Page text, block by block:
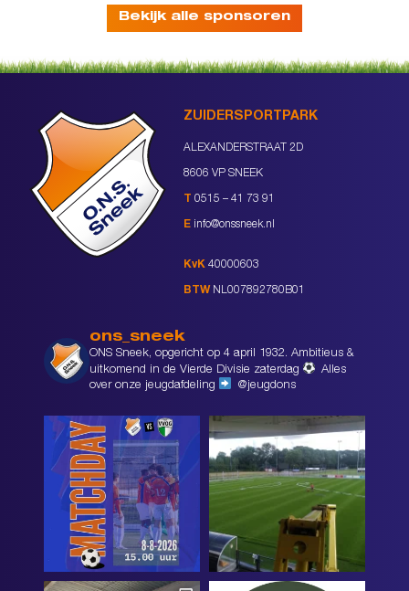
Bekijk alle sponsoren
ZUIDERSPORTPARK
ALEXANDERSTRAAT 2D
8606 VP SNEEK
T 0515 – 41 73 91
E info@onssneek.nl
KvK 40000603
BTW NL007892780B01
ons_sneek
ONS Sneek, opgericht op 4 april 1932. Ambitieus &
uitkomend in de Vierde Divisie zaterdag
Alles
over onze jeugdafdeling
@jeugdons